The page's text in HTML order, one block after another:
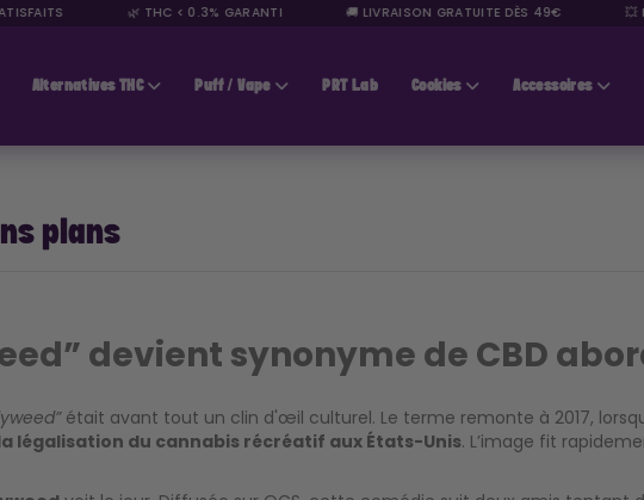
🌿 THC < 0.3% GARANTI 🚚 LIVRAISON GRATUITE DÈS 49€ 💥
Alternatives THC Puff / Vape PRT Lab Cookies Accessoires
plans
devient synonyme de CBD
était avant tout un clin d'œil culturel. Le terme remonte à 2017,
légalisation du cannabis récréatif aux États-Unis. L’image fit